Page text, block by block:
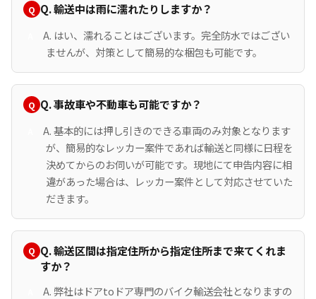
Q. 輸送中は雨に濡れたりしますか？
A. はい、濡れることはございます。完全防水ではござい
ませんが、対策として簡易的な梱包も可能です。
Q. 事故車や不動車も可能ですか？
A. 基本的には押し引きのできる車両のみ対象となります
が、簡易的なレッカー案件であれば輸送と同様に日程を
決めてからのお伺いが可能です。現地にて申告内容に相
違があった場合は、レッカー案件として対応させていた
だきます。
Q. 輸送区間は指定住所から指定住所まで来てくれま
すか？
A. 弊社はドアtoドア専門のバイク輸送会社となりますの